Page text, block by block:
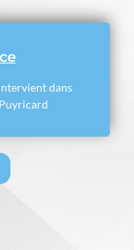
dans